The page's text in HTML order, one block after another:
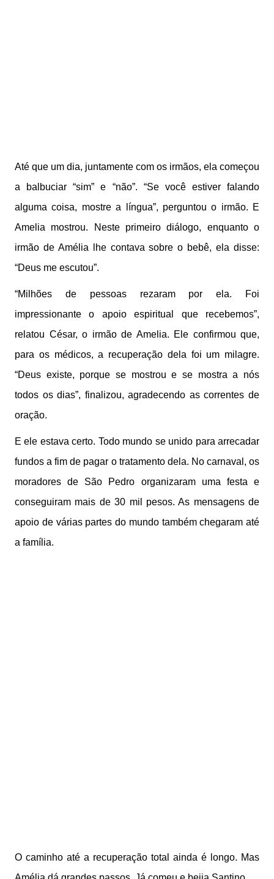
Até que um dia, juntamente com os irmãos, ela começou
a balbuciar “sim” e “não”. “Se você estiver falando
alguma coisa, mostre a língua”, perguntou o irmão. E
Amelia mostrou. Neste primeiro diálogo, enquanto o
irmão de Amélia lhe contava sobre o bebê, ela disse:
“Deus me escutou”.
“Milhões de pessoas rezaram por ela. Foi
impressionante o apoio espiritual que recebemos”,
relatou César, o irmão de Amelia. Ele confirmou que,
para os médicos, a recuperação dela foi um milagre.
“Deus existe, porque se mostrou e se mostra a nós
todos os dias”, finalizou, agradecendo as correntes de
oração.
E ele estava certo. Todo mundo se unido para arrecadar
fundos a fim de pagar o tratamento dela. No carnaval, os
moradores de São Pedro organizaram uma festa e
conseguiram mais de 30 mil pesos. As mensagens de
apoio de várias partes do mundo também chegaram até
a família.
O caminho até a recuperação total ainda é longo. Mas